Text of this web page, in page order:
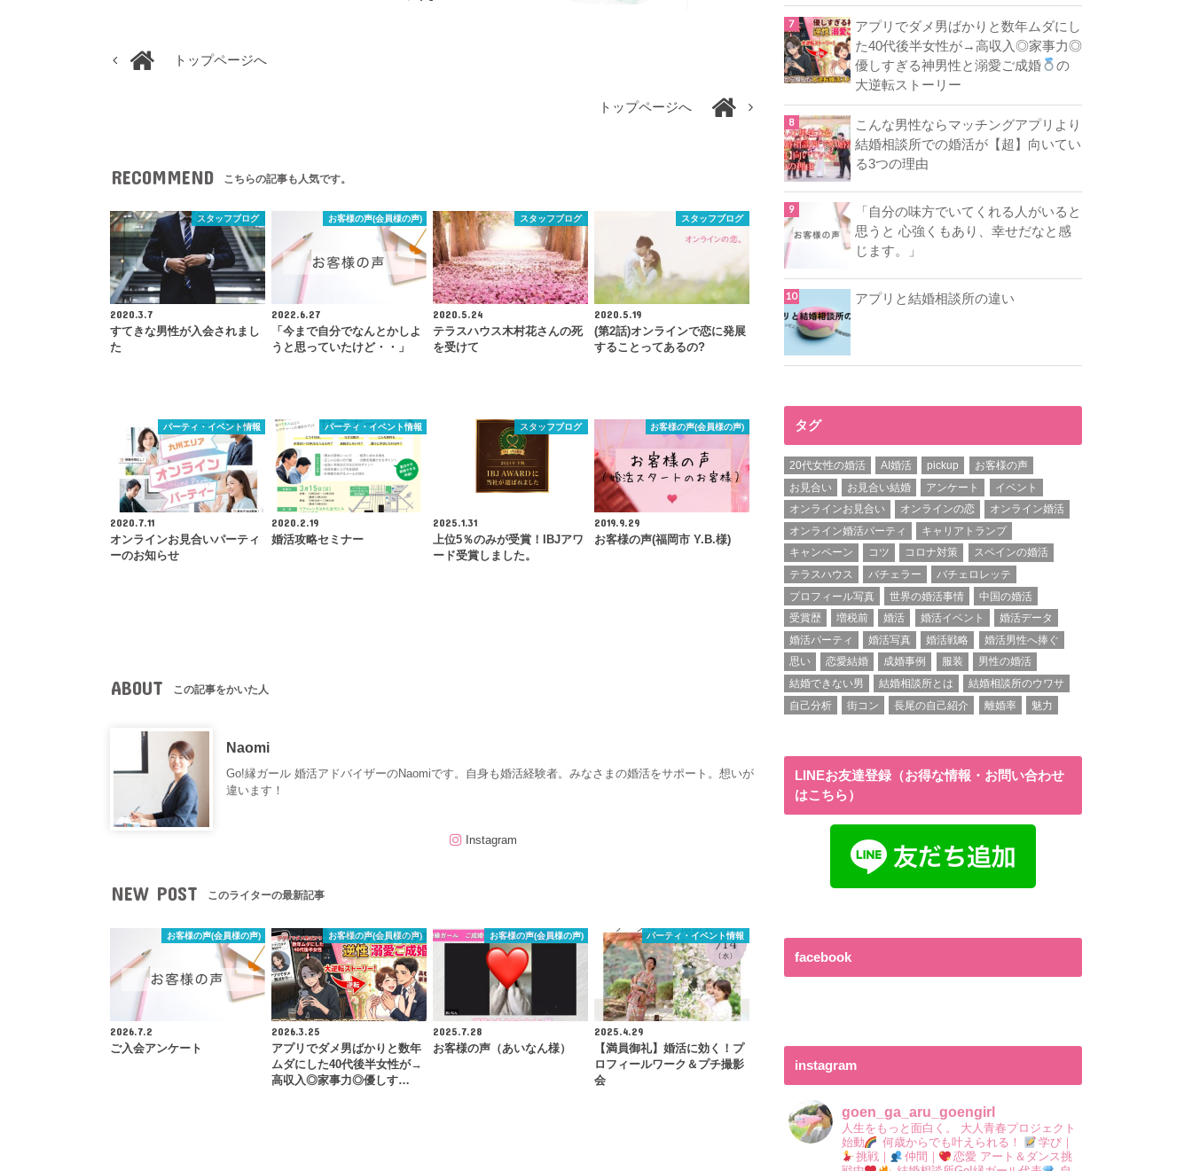
トップページへ
トップページへ
RECOMMEND こちらの記事も人気です。
スタッフブログ
2020.3.7
すてきな男性が入会されまし
た
お客様の声(会員様の声)
2022.6.27
「今まで自分でなんとかしよ
うと思っていたけど・・」
スタッフブログ
2020.5.24
テラスハウス木村花さんの死
を受けて
スタッフブログ
2020.5.19
(第2話)オンラインで恋に発展
することってあるの?
パーティ・イベント情報
2020.7.11
オンラインお見合いパーティ
ーのお知らせ
パーティ・イベント情報
2020.2.19
婚活攻略セミナー
スタッフブログ
2025.1.31
上位5％のみが受賞！IBJアワ
ード受賞しました。
お客様の声(会員様の声)
2019.9.29
お客様の声(福岡市 Y.B.様)
ABOUT この記事をかいた人
Naomi
Go!縁ガール 婚活アドバイザーのNaomiです。自身も婚活経験者。みなさまの婚活をサポート。想いが
違います！
Instagram
NEW POST このライターの最新記事
お客様の声(会員様の声)
2026.7.2
ご入会アンケート
お客様の声(会員様の声)
2026.3.25
アプリでダメ男ばかりと数年
ムダにした40代後半女性が→
高収入◎家事力◎優しす…
お客様の声(会員様の声)
2025.7.28
お客様の声（あいなん様）
パーティ・イベント情報
2025.4.29
【満員御礼】婚活に効く！プ
ロフィールワーク＆プチ撮影
会
アプリでダメ男ばかりと数年ムダにし
た40代後半女性が→高収入◎家事力◎
優しすぎる神男性と溺愛ご成婚
の
大逆転ストーリー
こんな男性ならマッチングアプリより
結婚相談所での婚活が【超】向いてい
る3つの理由
「自分の味方でいてくれる人がいると
思うと 心強くもあり、幸せだなと感
じます。」
アプリと結婚相談所の違い
タグ
20代女性の婚活 AI婚活 pickup
お客様の声
お見合い
お見合い結婚 アンケート
イベント
オンラインお見合い
オンラインの恋
オンライン婚活
オンライン婚活パーティ
キャリアトランプ
キャンペーン
コツ コロナ対策
スペインの婚活
テラスハウス
バチェラー
バチェロレッテ
プロフィール写真
世界の婚活事情
中国の婚活
受賞歴
増税前 婚活 婚活イベント
婚活データ
婚活パーティ
婚活写真 婚活戦略
婚活男性へ捧ぐ
思い
恋愛結婚 成婚事例 服装
男性の婚活
結婚できない男
結婚相談所とは
結婚相談所のウワサ
自己分析
街コン 長尾の自己紹介 離婚率 魅力
LINEお友達登録（お得な情報・お問い合わせ
はこちら）
facebook
instagram
goen_ga_aru_goengirl
人生をもっと面白く。
大人青春プロジェクト
始動
何歳からでも叶えられる！
学び｜
挑戦｜
仲間｜ 恋愛 アート＆ダンス挑